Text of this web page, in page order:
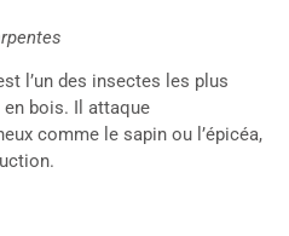
l’un des insectes les plus
bois. Il attaque
comme le sapin ou l’épicéa,